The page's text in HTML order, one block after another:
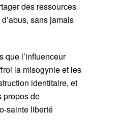
des ressources
sans jamais
que l’influenceur
la misogynie et les
identitaire, et
propos de
sainte liberté